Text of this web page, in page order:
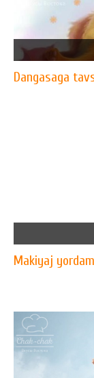
Dangasaga
Makiyaj